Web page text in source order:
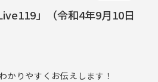
」（令和4年9月10日
かりやすくお伝えします！